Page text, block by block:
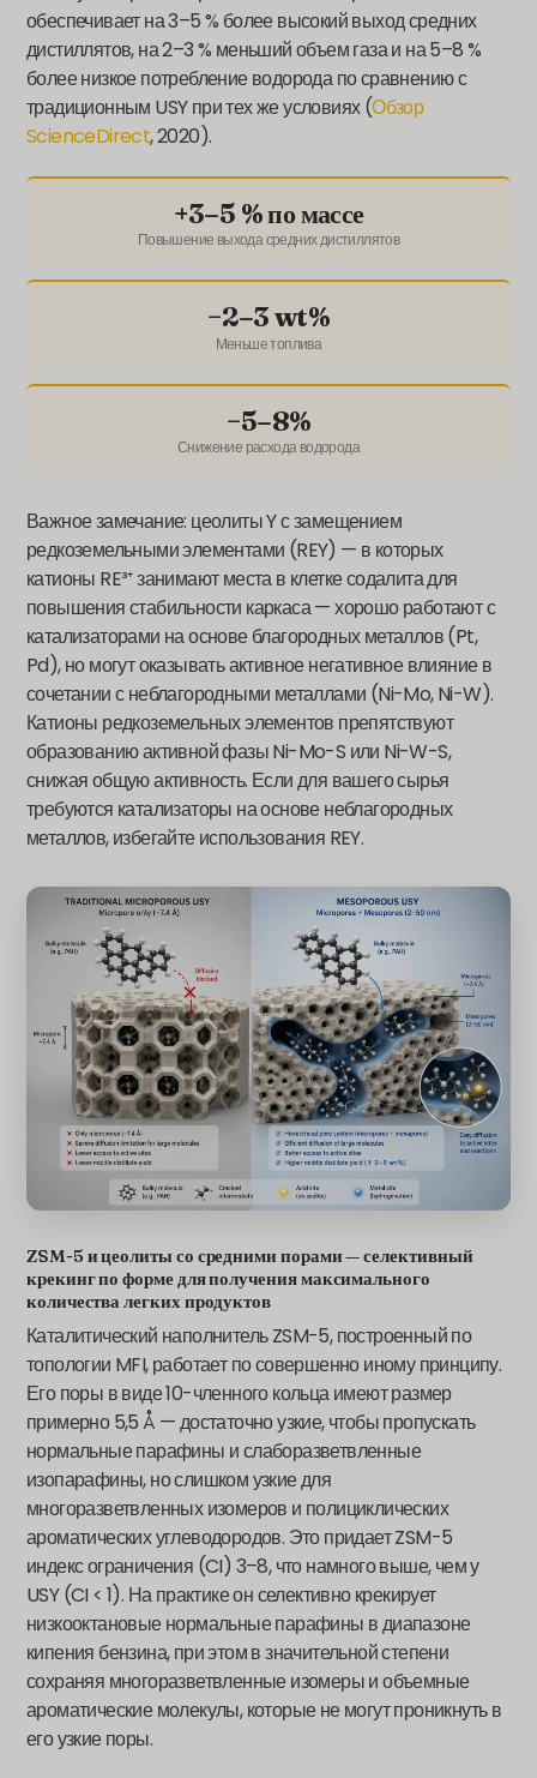
обеспечивает на 3–5 % более высокий выход средних
дистиллятов, на 2–3 % меньший объем газа и на 5–8 %
более низкое потребление водорода по сравнению с
традиционным USY при тех же условиях (Обзор
ScienceDirect, 2020).
+3–5 % по массе
Повышение выхода средних дистиллятов
−2–3 wt%
Меньше топлива
−5–8%
Снижение расхода водорода
Важное замечание: цеолиты Y с замещением
редкоземельными элементами (REY) — в которых
катионы RE³⁺ занимают места в клетке содалита для
повышения стабильности каркаса — хорошо работают с
катализаторами на основе благородных металлов (Pt,
Pd), но могут оказывать активное негативное влияние в
сочетании с неблагородными металлами (Ni-Mo, Ni-W).
Катионы редкоземельных элементов препятствуют
образованию активной фазы Ni-Mo-S или Ni-W-S,
снижая общую активность. Если для вашего сырья
требуются катализаторы на основе неблагородных
металлов, избегайте использования REY.
ZSM-5 и цеолиты со средними порами — селективный
крекинг по форме для получения максимального
количества легких продуктов
Каталитический наполнитель ZSM-5, построенный по
топологии MFI, работает по совершенно иному принципу.
Его поры в виде 10-членного кольца имеют размер
примерно 5,5 Å — достаточно узкие, чтобы пропускать
нормальные парафины и слаборазветвленные
изопарафины, но слишком узкие для
многоразветвленных изомеров и полициклических
ароматических углеводородов. Это придает ZSM-5
индекс ограничения (CI) 3–8, что намного выше, чем у
USY (CI < 1). На практике он селективно крекирует
низкооктановые нормальные парафины в диапазоне
кипения бензина, при этом в значительной степени
сохраняя многоразветвленные изомеры и объемные
ароматические молекулы, которые не могут проникнуть в
его узкие поры.